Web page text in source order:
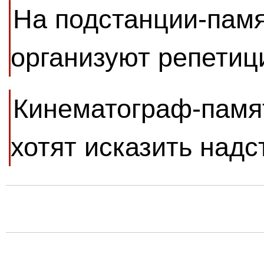
На подстанции-
организуют
Кинематограф-
хотят исказить